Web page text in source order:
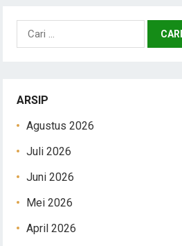
untuk:
ARSIP
Agustus 2026
Juli 2026
Juni 2026
Mei 2026
April 2026